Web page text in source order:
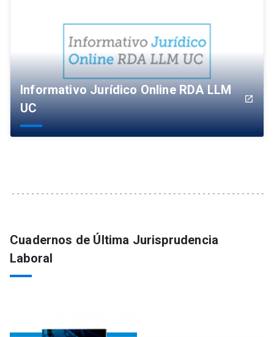
Informativo Jurídico Online RDA LLM
UC
launch
Cuadernos de Última Jurisprudencia
Laboral